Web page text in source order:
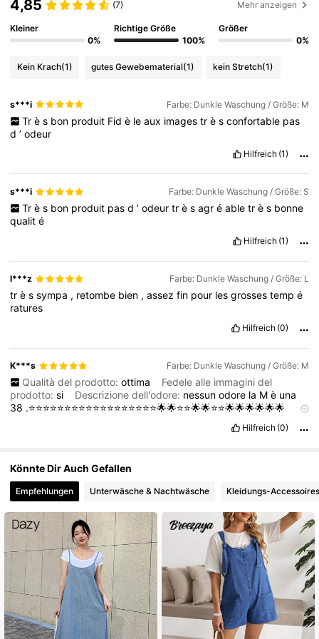
616K Follower
4,78 616K Follower
4,78 616K Follower
4,85 (7) Mehr anzeigen
Kleiner
0%
Richtige Größe
100%
Größer
0%
Kein Krach(1) gutes Gewebematerial(1) kein Stretch(1)
s***i Farbe: Dunkle Waschung / Größe: M
Tr è s bon produit Fid è le aux images tr è s confortable pas
d’odeur
Hilfreich (1)
s***i Farbe: Dunkle Waschung / Größe: S
Tr è s bon produit pas d ’ odeur tr è s agr é able tr è s bonne
qualité
Hilfreich (1)
l***z Farbe: Dunkle Waschung / Größe: L
trèssympa , retombe bien ,assezfin pour lesgrossestempé
ratures
Hilfreich (0)
K***s Farbe: Dunkle Waschung / Größe: M
Qualità del prodotto: ottima
Fedele alle immagini del
prodotto:si Descrizione dell'odore: nessunodore la Mè una
38 .⭐⭐⭐⭐⭐⭐⭐⭐⭐⭐⭐⭐⭐⭐⭐⭐⭐⭐🌟🌟⭐⭐🌟🌟⭐⭐🌟🌟🌟🌟🌟🌟
Hilfreich (0)
Könnte Dir Auch Gefallen
Empfehlungen Unterwäsche & Nachtwäsche Kleidungs-Accessoires